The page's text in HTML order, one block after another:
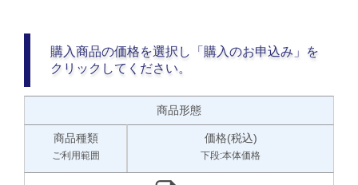
購入商品の価格を選択し「購入のお申込み」を
クリックしてください。
商品形態
商品種類
ご利用範囲
価格(税込)
下段:本体価格